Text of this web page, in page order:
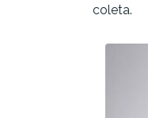
coleta.